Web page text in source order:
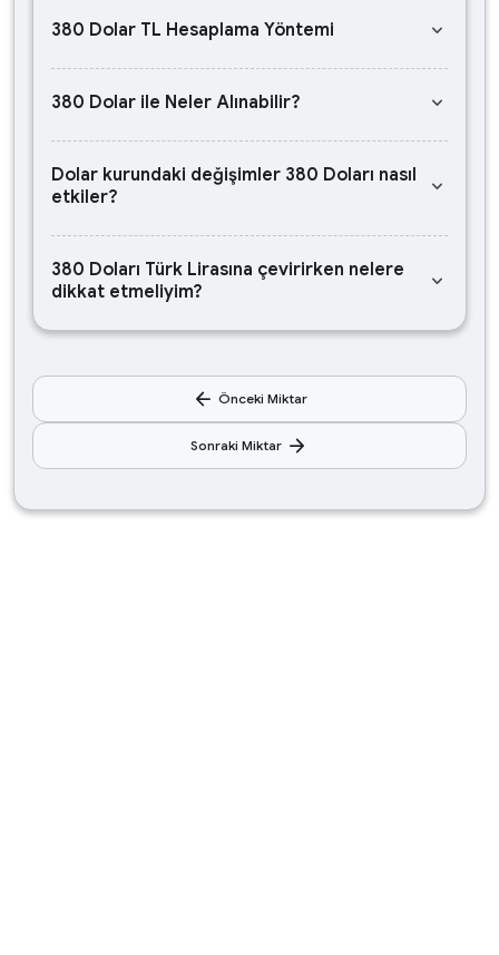
380 Dolar TL Hesaplama Yöntemi keyboard_arrow_down
380 Dolar ile Neler Alınabilir? keyboard_arrow_down
Dolar kurundaki değişimler 380 Doları nasıl
etkiler?
keyboard_arrow_down
380 Doları Türk Lirasına çevirirken nelere
dikkat etmeliyim?
keyboard_arrow_down
arrow_back Önceki Miktar
Sonraki Miktar arrow_forward